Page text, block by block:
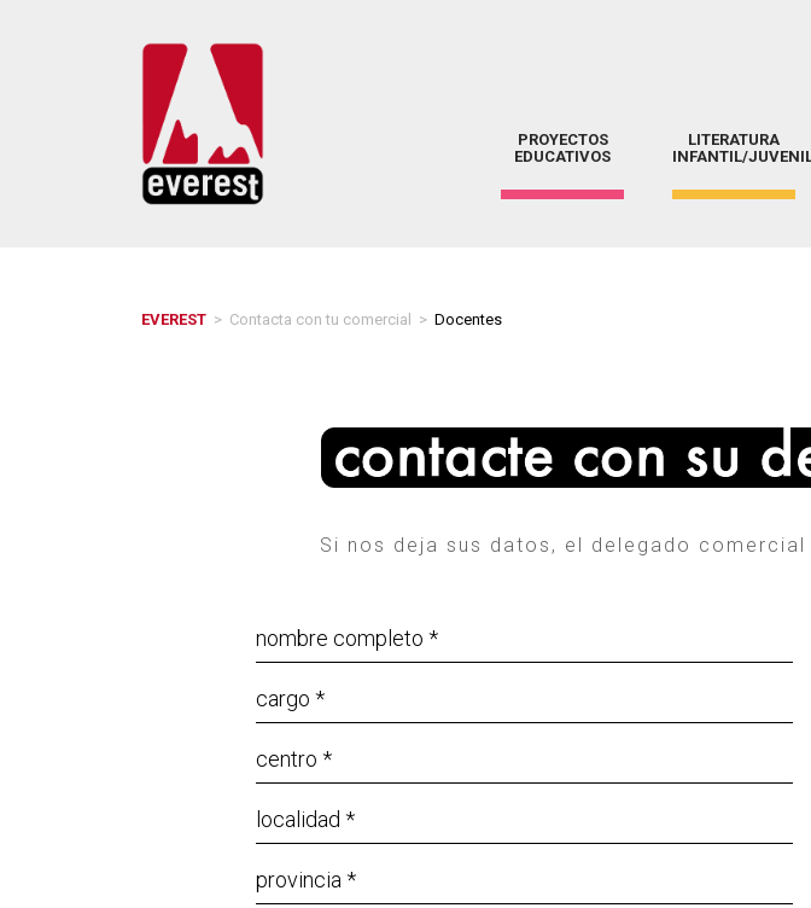
PROYECTOS
EDUCATIVOS
LITERATURA
INFANTIL/
EVEREST > Contacta con tu comercial > Docentes
Si nos deja sus datos, el delegado